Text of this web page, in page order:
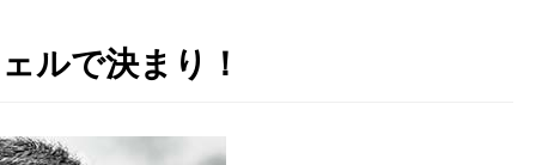
ルで決まり！